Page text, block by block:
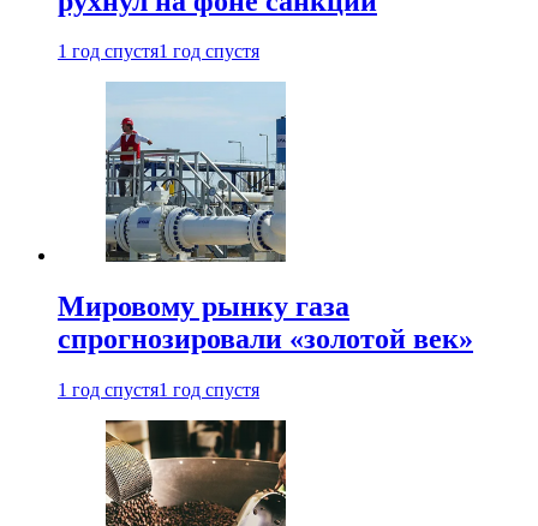
1 год спустя1 год спустя
Мировому рынку газа
спрогнозировали «золотой век»
1 год спустя1 год спустя